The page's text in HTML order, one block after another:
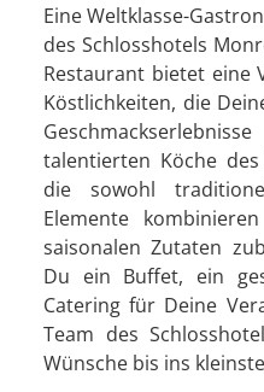
Eine Weltklasse-
des Schlosshotels
Restaurant bietet eine
Köstlichkeiten, die
talentierten Köche
die sowohl
Elemente
saisonalen Zutaten
Du ein Buffet, ein
Catering für Deine
Team des
Wünsche bis ins